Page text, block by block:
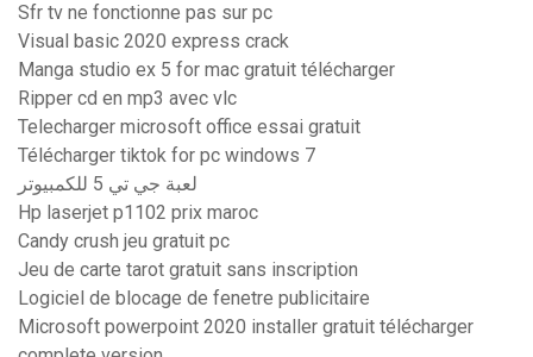
Sfr tv ne fonctionne pas sur pc
Visual basic 2020 express crack
Manga studio ex 5 for mac gratuit télécharger
Ripper cd en mp3 avec vlc
Telecharger microsoft office essai gratuit
Télécharger tiktok for pc windows 7
لعبة جي تي 5 للكمبيوتر
Hp laserjet p1102 prix maroc
Candy crush jeu gratuit pc
Jeu de carte tarot gratuit sans inscription
Logiciel de blocage de fenetre publicitaire
Microsoft powerpoint 2020 installer gratuit télécharger